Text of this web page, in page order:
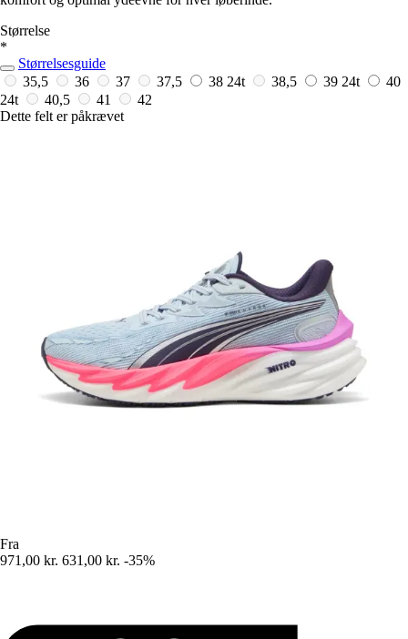
Størrelse
*
Størrelsesguide
35,5
36 37 37,5 38 24t 38,5 39 24t
40
24t
40,5 41
42
Dette felt er påkrævet
Fra
971,00 kr. 631,00 kr. -35%